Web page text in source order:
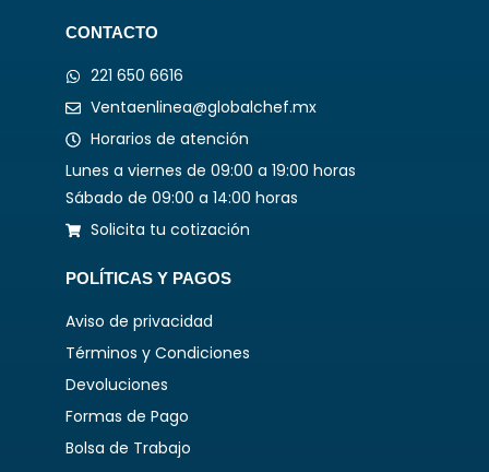
CONTACTO
221 650 6616
Ventaenlinea@globalchef.mx
Horarios de atención
Lunes a viernes de 09:00 a 19:00 horas
Sábado de 09:00 a 14:00 horas
Solicita tu cotización
POLÍTICAS Y PAGOS
Aviso de privacidad
Términos y Condiciones
Devoluciones
Formas de Pago
Bolsa de Trabajo